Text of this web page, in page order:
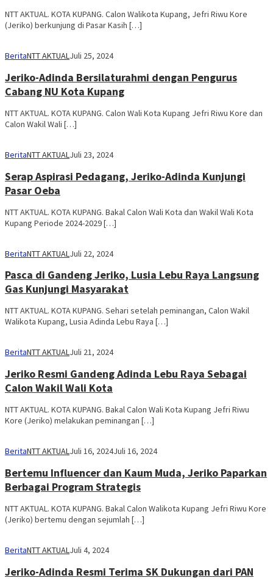
NTT AKTUAL. KOTA KUPANG. Calon Walikota Kupang, Jefri Riwu Kore
(Jeriko) berkunjung di Pasar Kasih […]
BeritaNTT AKTUALJuli 25, 2024
Jeriko-Adinda Bersilaturahmi dengan Pengurus
Cabang NU Kota Kupang
NTT AKTUAL. KOTA KUPANG. Calon Wali Kota Kupang Jefri Riwu Kore dan
Calon Wakil Wali […]
BeritaNTT AKTUALJuli 23, 2024
Serap Aspirasi Pedagang, Jeriko-Adinda Kunjungi
Pasar Oeba
NTT AKTUAL. KOTA KUPANG. Bakal Calon Wali Kota dan Wakil Wali Kota
Kupang Periode 2024-2029 […]
BeritaNTT AKTUAL Juli 22, 2024
Pasca di Gandeng Jeriko, Lusia Lebu Raya Langsung
Gas Kunjungi Masyarakat
NTT AKTUAL. KOTA KUPANG. Sehari setelah peminangan, Calon Wakil
Walikota Kupang, Lusia Adinda Lebu Raya […]
BeritaNTT AKTUALJuli 21, 2024
Jeriko Resmi Gandeng Adinda Lebu Raya Sebagai
Calon Wakil Wali Kota
NTT AKTUAL. KOTA KUPANG. Bakal Calon Wali Kota Kupang Jefri Riwu
Kore (Jeriko) melakukan peminangan […]
BeritaNTT AKTUALJuli 16, 2024Juli 16, 2024
Bertemu Influencer dan Kaum Muda, Jeriko Paparkan
Berbagai Program Strategis
NTT AKTUAL. KOTA KUPANG. Bakal Calon Walikota Kupang Jefri Riwu Kore
(Jeriko) bertemu dengan sejumlah […]
BeritaNTT AKTUALJuli 4, 2024
Jeriko-Adinda Resmi Terima SK Dukungan dari PAN